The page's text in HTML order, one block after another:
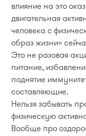
влияние на это
двигательная
человека с
образ жизни»
Это не разовая
питание,
поднятие
составляющие.
Нельзя забывать
физическую
Вообще про